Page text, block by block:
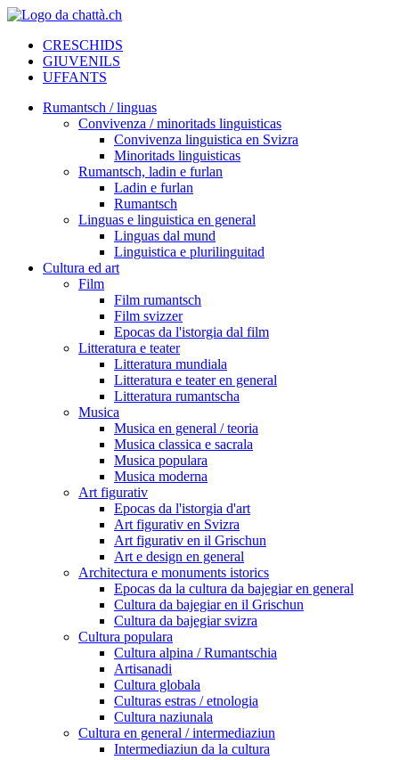
CRESCHIDS
GIUVENILS
UFFANTS
Rumantsch / linguas
Convivenza / minoritads linguisticas
Convivenza linguistica en Svizra
Minoritads linguisticas
Rumantsch, ladin e furlan
Ladin e furlan
Rumantsch
Linguas e linguistica en general
Linguas dal mund
Linguistica e plurilinguitad
Cultura ed art
Film
Film rumantsch
Film svizzer
Epocas da l'istorgia dal film
Litteratura e teater
Litteratura mundiala
Litteratura e teater en general
Litteratura rumantscha
Musica
Musica en general / teoria
Musica classica e sacrala
Musica populara
Musica moderna
Art figurativ
Epocas da l'istorgia d'art
Art figurativ en Svizra
Art figurativ en il Grischun
Art e design en general
Architectura e monuments istorics
Epocas da la cultura da bajegiar en general
Cultura da bajegiar en il Grischun
Cultura da bajegiar svizra
Cultura populara
Cultura alpina / Rumantschia
Artisanadi
Cultura globala
Culturas estras / etnologia
Cultura naziunala
Cultura en general / intermediaziun
Intermediaziun da la cultura